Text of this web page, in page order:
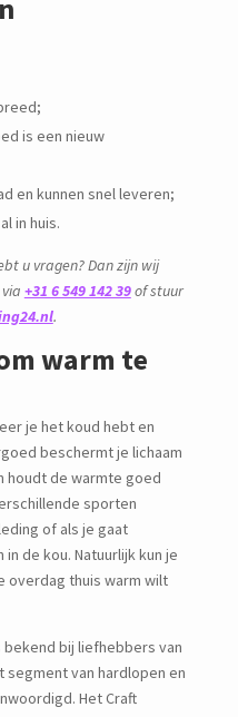
is een nieuw
en kunnen snel leveren;
in huis.
u vragen? Dan zijn wij
+31 6 549 142 39of stuur
.
warm te
je het koud hebt en
beschermt je lichaam
houdt de warmte goed
sporten
of als je gaat
de kou. Natuurlijk kun je
overdag thuis warm wilt
bij liefhebbers van
segment van hardlopen en
Het Craft